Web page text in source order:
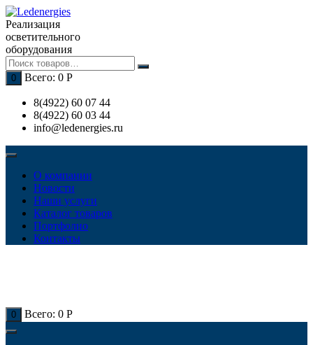
Перейти
к
содержимому
Реализация
осветительного
оборудования
0 Всего: 0 Р
8(4922) 60 07 44
8(4922) 60 03 44
info@ledenergies.ru
О компании
Новости
Наши услуги
Каталог товаров
Портфолио
Контакты
0 Всего: 0 Р